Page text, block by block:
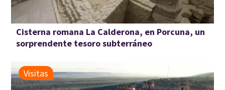
Cisterna romana La Calderona, en Porcuna, un
sorprendente tesoro subterráneo
Visitas